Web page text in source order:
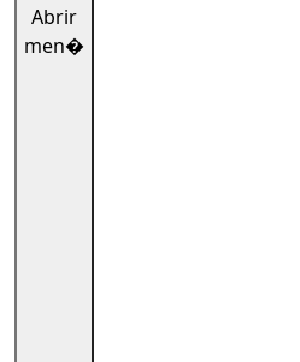
Abrir
men�